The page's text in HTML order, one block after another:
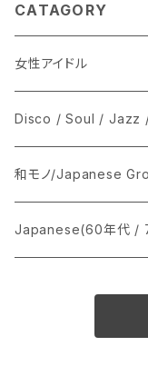
CATAGORY
女性アイドル
シングル盤
あ行
か行
LP
CD
Disco / Soul / Jazz
シングル盤
A
12インチ・シングル
和モノ/Japanese
シングル盤
Japanese(60年代 /